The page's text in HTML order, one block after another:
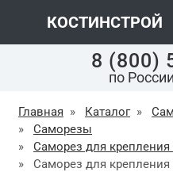
КОСТИНСТРОЙ
8 (800)
по
Главная » Каталог »
»
Саморезы
»
Саморез для
»
Саморез для